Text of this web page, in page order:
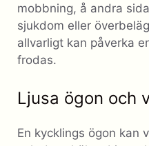
mobbning, å andra
sjukdom eller
allvarligt kan påverka
frodas.
Ljusa ögon och
En kycklings ögon kan